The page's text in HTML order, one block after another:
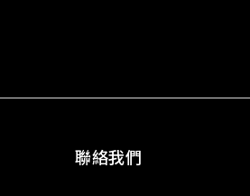
聯絡我們